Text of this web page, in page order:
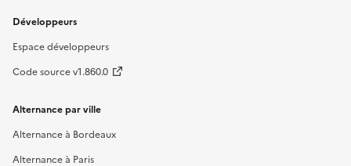
Développeurs
Espace développeurs
Code source v1.860.0
Alternance par ville
Alternance à Bordeaux
Alternance à Paris